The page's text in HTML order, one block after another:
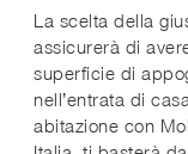
La scelta della
assicurerà di
superficie di
nell’entrata di
abitazione con